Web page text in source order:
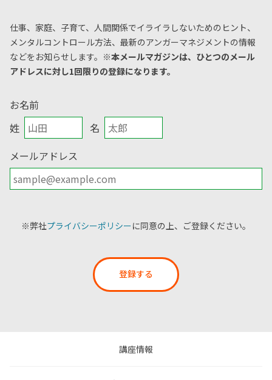
仕事、家庭、子育て、人間関係でイライラしないためのヒント、
メンタルコントロール方法、 最新のアンガーマネジメントの情報
などをお知らせします。 ※本メールマガジンは、ひとつのメール
アドレスに対し1回限りの登録になります。
お名前
姓
名
メールアドレス
※弊社プライバシーポリシーに同意の上、ご登録ください。
登録する
講座情報